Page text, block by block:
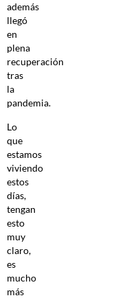
además
llegó
en
plena
recuperación
tras
la
pandemia.
Lo
que
estamos
viviendo
estos
días,
tengan
esto
muy
claro,
es
mucho
más